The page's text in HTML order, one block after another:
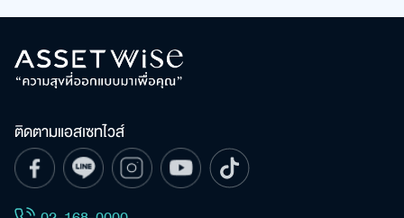
ค้นหา
สำหรับ:
ติดตามแอสเซทไวส์
เพื่อให้ไม่พลาดข้อมูลข่าวสาร และโอกาสรับข้อเสนอ
ที่สำคัญฉันยินยอมรับข้อมูลข่าวสารโปรโมชันและ
ข่าวสารจาก